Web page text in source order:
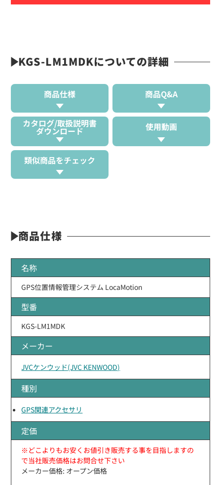
KGS-LM1MDKについての詳細
商品仕様 商品Q&A
カタログ/取扱説明書
ダウンロード 使用動画
類似商品をチェック
商品仕様
名称
GPS位置情報管理システム LocaMotion
型番
KGS-LM1MDK
メーカー
JVCケンウッド(JVC KENWOOD)
種別
GPS関連アクセサリ
定価
※どこよりもお安くお値引き販売する事を目指しますの
で当社販売価格はお問合せ下さい
メーカー価格: オープン価格